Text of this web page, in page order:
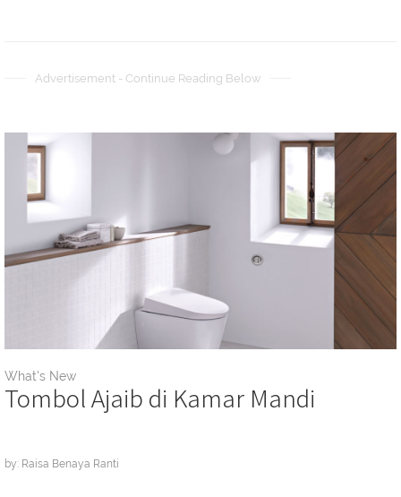
Advertisement - Continue Reading Below
What's New
Tombol Ajaib di Kamar Mandi
by: Raisa Benaya Ranti